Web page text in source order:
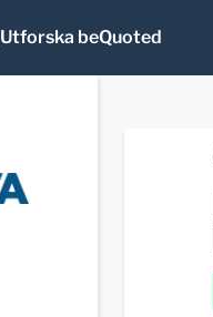
Utforska beQuoted